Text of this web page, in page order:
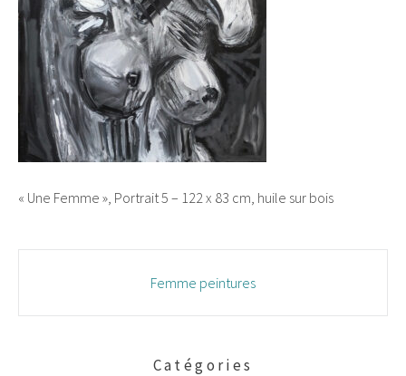
« Une Femme », Portrait 5 – 122 x 83 cm, huile sur bois
Femme peintures
Catégories